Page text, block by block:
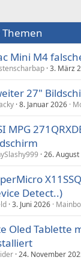
Mini M4
3. März
27"
8. Januar 2026
MPG
26. August
Detect..)
3. Juni 2026
Oled Tablette
24. November